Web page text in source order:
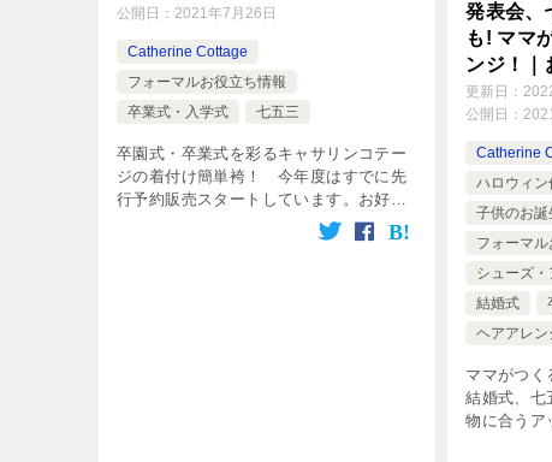
公開日： 2021年7月26日
Catherine Cottage
フォーマルお役立ち情報
卒業式・入学式
七五三
卒園式・卒業式を彩るキャサリンコテー
ジの着付け簡単袴！ 今年度はすでに先
行予約販売スタートしています。お好み
の色柄を、先行販売割引でお得に確実に
発表会、
も! ママがつくるキッズヘアアレ
ンジ！｜
更新日：
公開日：
Catherine
ハロウィン
子供のお誕
フォーマ
シューズ
結婚式
ヘアアレン
ママがつ
結婚式、七
物に合うア
式のスー